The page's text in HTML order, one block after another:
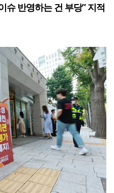
슈 반영하는 건 부당” 지적